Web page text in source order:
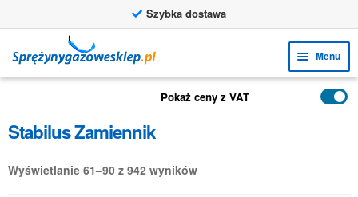
Szybka dostawa
do
nawigacji
do
treści
Menu
menu
PRODUKTY
Pokaż ceny z VAT
Stabilus Zamiennik
Wyświetlanie 61–90 z 942 wyników